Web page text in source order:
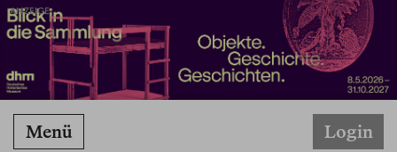
ANZEIGE
Menü Login